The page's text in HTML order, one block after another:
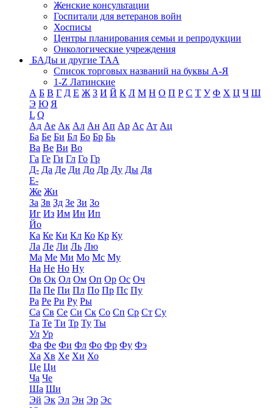
Женские консультации
Госпитали для ветеранов войн
Хосписы
Центры планирования семьи и репродукции
Онкологические учреждения
БАДы и другие ТАА
Список торговых названий на буквы А-Я
1-Z Латинские
А Б В Г Д Е Ж З И Й К Л М Н О П Р С Т У Ф Х Ц Ч Ш
Э Ю Я
L Q
Ад Ае Ак Ал Ан Ап Ар Ас Ат Ац
Ба Бе Би Бл Бо Бр Бь
Ва Ве Ви Во
Га Ге Ги Гл Го Гр
Д- Да Де Ди До Др Ду Ды Дя
Е-
Же Жи
За Зв Зд Зе Зи Зо
Иг Из Им Ин Ип
Йо
Ка Ке Ки Кл Ко Кр Ку
Ла Ле Ли Ль Лю
Ма Ме Ми Мо Мс Му
На Не Но Ну
Ов Ок Ол Ом Оп Ор Ос Оч
Па Пе Пи Пл По Пр Пс Пу
Ра Ре Ри Ру Ры
Са Св Се Си Ск Со Сп Ср Ст Су
Та Те Ти Тр Ту Ты
Ул Ур
Фа Фе Фи Фл Фо Фр Фу Фэ
Ха Хв Хе Хи Хо
Це Ци
Ча Че
Ша Ши
Эй Эк Эл Эн Эр Эс